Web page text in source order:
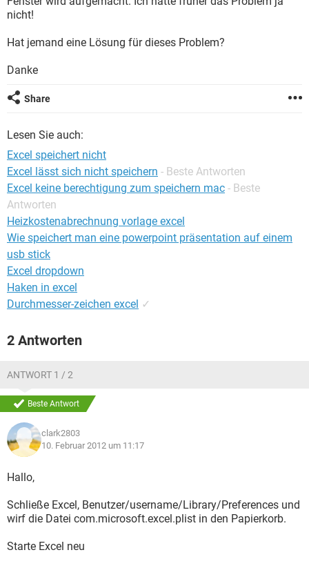
FACEBOOK
nicht!
Hat jemand eine Lösung für dieses Problem?
Danke
Share
Lesen Sie auch:
Excel speichert nicht
Excel lässt sich nicht speichern - Beste Antworten
Excel keine berechtigung zum speichern mac - Beste
Antworten
Heizkostenabrechnung vorlage excel
Wie speichert man eine powerpoint präsentation auf einem
usb stick
Excel dropdown
Haken in excel
Durchmesser-zeichen excel ✓
2 Antworten
ANTWORT 1 / 2
Beste Antwort
clark2803
10. Februar 2012 um 11:17
Hallo,
Schließe Excel, Benutzer/username/Library/Preferences und
wirf die Datei com.microsoft.excel.plist in den Papierkorb.
Starte Excel neu